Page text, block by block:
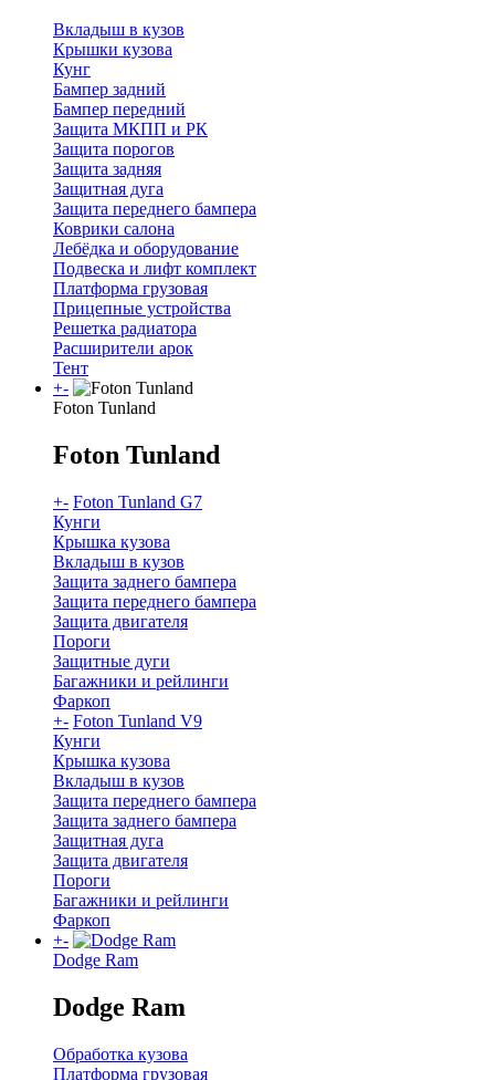
Вкладыш в кузов
Крышки кузова
Кунг
Бампер задний
Бампер передний
Защита МКПП и РК
Защита порогов
Защита задняя
Защитная дуга
Защита переднего бампера
Коврики салона
Лебёдка и оборудование
Подвеска и лифт комплект
Платформа грузовая
Прицепные устройства
Решетка радиатора
Расширители арок
Тент
+-
Foton Tunland
Foton Tunland
+- Foton Tunland G7
Кунги
Крышка кузова
Вкладыш в кузов
Защита заднего бампера
Защита переднего бампера
Защита двигателя
Пороги
Защитные дуги
Багажники и рейлинги
Фаркоп
+- Foton Tunland V9
Кунги
Крышка кузова
Вкладыш в кузов
Защита переднего бампера
Защита заднего бампера
Защитная дуга
Защита двигателя
Пороги
Багажники и рейлинги
Фаркоп
+-
Dodge Ram
Dodge Ram
Обработка кузова
Платформа грузовая